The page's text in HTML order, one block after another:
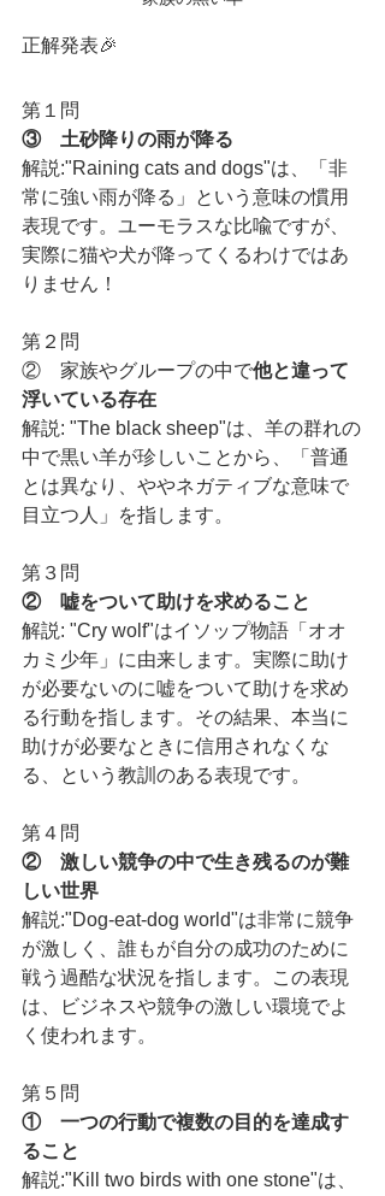
正解発表🎉
第１問
③　土砂降りの雨が降る
解説:"Raining cats and dogs"は、「非
常に強い雨が降る」という意味の慣用
表現です。ユーモラスな比喩ですが、
実際に猫や犬が降ってくるわけではあ
りません！
第２問
②　家族やグループの中で他と違って
浮いている存在
解説: "The black sheep"は、羊の群れの
中で黒い羊が珍しいことから、「普通
とは異なり、ややネガティブな意味で
目立つ人」を指します。
第３問
②　嘘をついて助けを求めること
解説: "Cry wolf"はイソップ物語「オオ
カミ少年」に由来します。実際に助け
が必要ないのに嘘をついて助けを求め
る行動を指します。その結果、本当に
助けが必要なときに信用されなくな
る、という教訓のある表現です。
第４問
②　激しい競争の中で生き残るのが難
しい世界
解説:"Dog-eat-dog world"は非常に競争
が激しく、誰もが自分の成功のために
戦う過酷な状況を指します。この表現
は、ビジネスや競争の激しい環境でよ
く使われます。
第５問
①　一つの行動で複数の目的を達成す
ること
解説:"Kill two birds with one stone"は、